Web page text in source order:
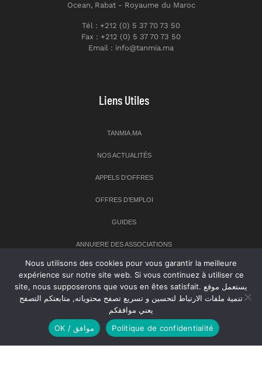
Ocean, Rabat - Royaume du Maroc
Tél : +212 (0) 5 37 70 73 50
Fax : +212 (0) 5 37 70 73 50
Email : info@tanmia.ma
Liens Utiles
TANMIA.MA
NOS ACTUALITÉS
APPELS D’OFFRES
OFFRES D’EMPLOI
GUIDES
ANNUIERE DES ASSOCIATIONS
Newsletter
Inscrivez-vous à notre newsletter pour recevoir les dernières
nouvelles sur TANMIA
Nous utilisons des cookies pour vous garantir la meilleure
expérience sur notre site web. Si vous continuez à utiliser ce
site, nous supposerons que vous en êtes satisfait. يستعمل موقع
تنمية ملفات الارتباط لتحسين و تسريع تصفح محتوياته, متابعتكم التصفح
يعني موافقكم
OK / موافق
Politique de confidentialité